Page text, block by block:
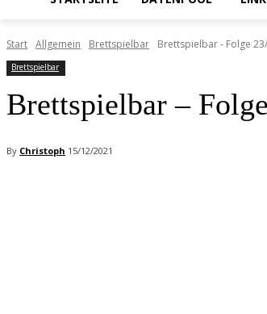
Start Allgemein Brettspielbar Brettspielbar - Folge
Brettspielbar
Brettspielbar –
By Christoph 15/12/2021